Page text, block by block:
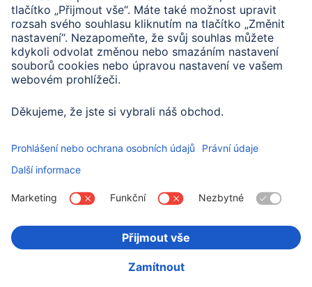
S platným číslem zákazníka si můžete pomocí
formuláře na této stránce požádat o založení účtu na
Hama e-shopu.
Prohlášení o ochraně osobních údajů